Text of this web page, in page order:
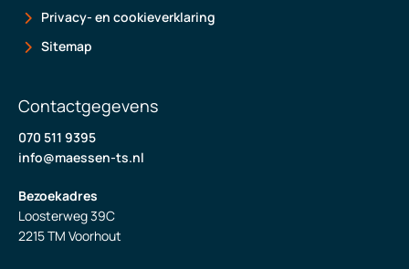
Privacy- en cookieverklaring
Sitemap
Contactgegevens
070 511 9395
info@maessen-ts.nl
Bezoekadres
Loosterweg 39C
2215 TM Voorhout